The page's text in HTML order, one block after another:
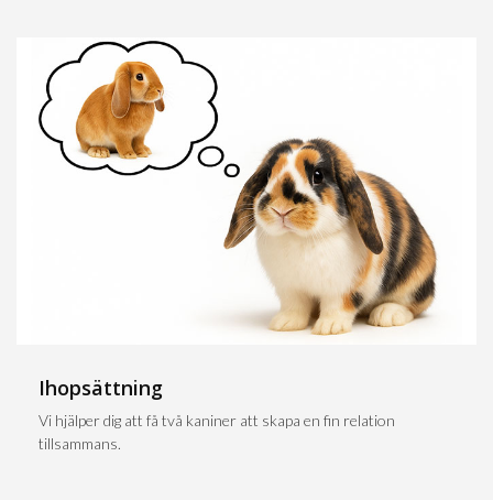
Ihopsättning
Vi hjälper dig att få två kaniner att skapa en fin relation
tillsammans.